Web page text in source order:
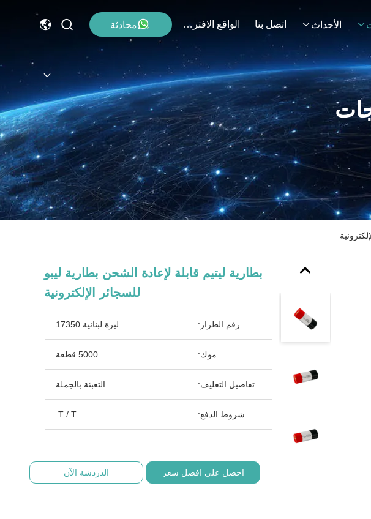
الأحداث اتصل بنا الواقع الافتراضي محادثة
بطارية ليتيم قابلة لإعادة الشحن بطارية ليبو
للسجائر الإلكترونية
رقم الطراز: ليرة لبنانية 17350
موك: 5000 قطعة
تفاصيل التغليف: التعبئة بالجملة
شروط الدفع: T / T.
احصل على افضل سعر الدردشة الآن